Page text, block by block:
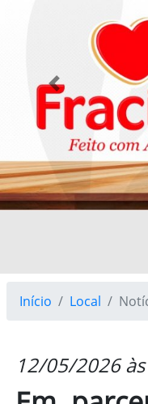
Previous
Início Local
12/05/2026